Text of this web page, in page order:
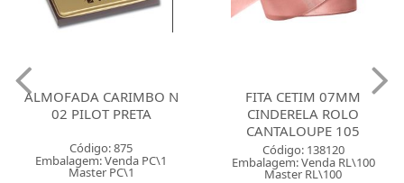
ALMOFADA CARIMBO N
02 PILOT PRETA
Código: 875
Embalagem: Venda PC\1
Master PC\1
FITA CETIM 07MM
CINDERELA ROLO
CANTALOUPE 105
Código: 138120
Embalagem: Venda RL\100
Master RL\100